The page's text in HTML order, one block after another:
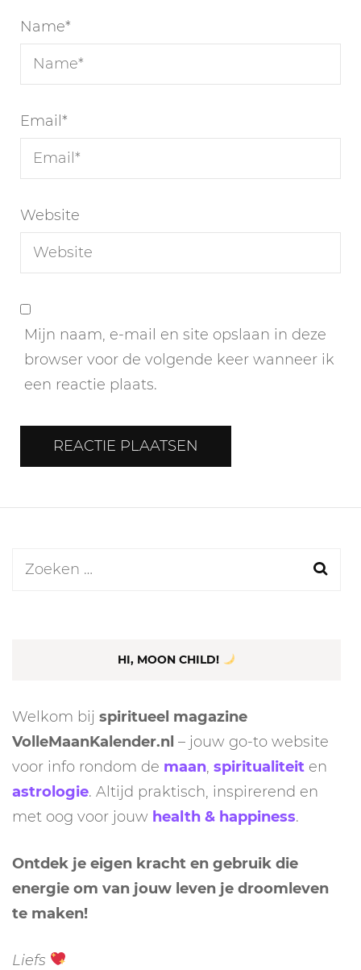
Name*
Email*
Website
Mijn naam, e-mail en site opslaan in deze
browser voor de volgende keer wanneer ik
een reactie plaats.
Zoeken
HI, MOON CHILD!
Welkom bij spiritueel magazine
VolleMaanKalender.nl – jouw go-to website
voor info rondom de maan, spiritualiteit en
astrologie. Altijd praktisch, inspirerend en
met oog voor jouw health & happiness.
Ontdek je eigen kracht en gebruik die
energie om van jouw leven je droomleven
te maken!
Liefs